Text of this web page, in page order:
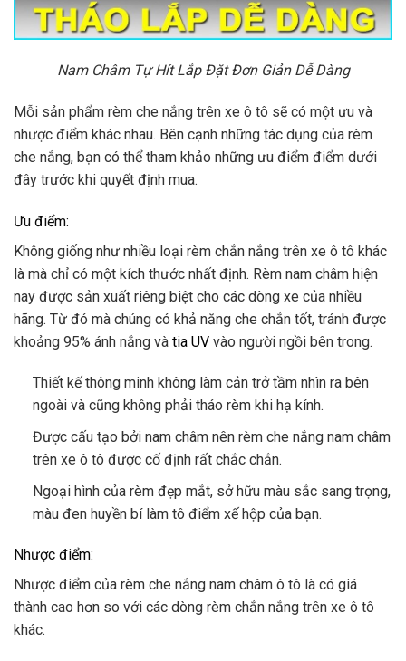
Nam Châm Tự Hít Lắp Đặt Đơn Giản Dễ Dàng
Mỗi sản phẩm rèm che nắng trên xe ô tô sẽ có một ưu và
nhược điểm khác nhau. Bên cạnh những tác dụng của rèm
che nắng, bạn có thể tham khảo những ưu điểm điểm dưới
đây trước khi quyết định mua.
Ưu điểm:
Không giống như nhiều loại rèm chắn nắng trên xe ô tô khác
là mà chỉ có một kích thước nhất định. Rèm nam châm hiện
nay được sản xuất riêng biệt cho các dòng xe của nhiều
hãng. Từ đó mà chúng có khả năng che chắn tốt, tránh được
khoảng 95% ánh nắng và tia UV vào người ngồi bên trong.
Thiết kế thông minh không làm cản trở tầm nhìn ra bên
ngoài và cũng không phải tháo rèm khi hạ kính.
Được cấu tạo bởi nam châm nên rèm che nắng nam châm
trên xe ô tô được cố định rất chắc chắn.
Ngoại hình của rèm đẹp mắt, sở hữu màu sắc sang trọng,
màu đen huyền bí làm tô điểm xế hộp của bạn.
Nhược điểm:
Nhược điểm của rèm che nắng nam châm ô tô là có giá
thành cao hơn so với các dòng rèm chắn nắng trên xe ô tô
khác.